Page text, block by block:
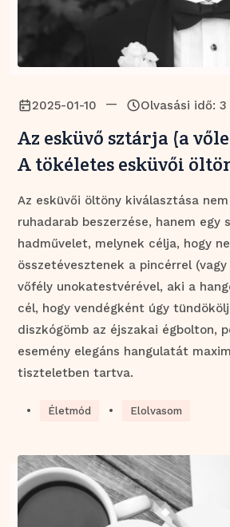
2025-01-10 — Olvasási idő:
Az esküvő sztárja (a
A tökéletes esküvői
Az esküvői öltöny kiválasztása
ruhadarab beszerzése, hanem egy
hadművelet, melynek célja, hogy
összetévesztenek a pincérrel
vőfély unokatestvérével, aki a
cél, hogy vendégként úgy
diszkógömb az éjszakai égbolton,
esemény elegáns hangulatát
tiszteletben tartva.
• Életmód • Elolvasom